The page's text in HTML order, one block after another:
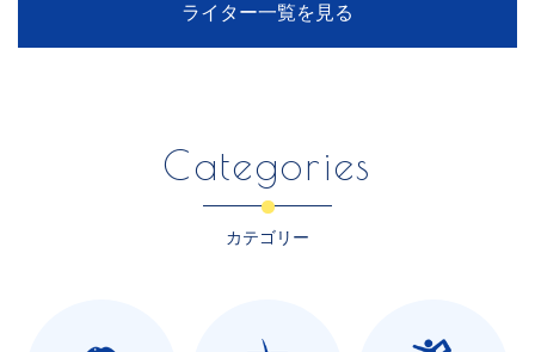
ライター一覧を見る
Categories
カテゴリー